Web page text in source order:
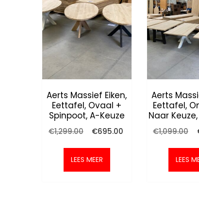
Aerts Massief Eiken,
Eettafel, Ovaal +
Spinpoot, A-Keuze
€1,299.00
Oorspronkelijke
was:
€1,299.00.
€695.00
Huidige
LEES MEER
Aerts
Eettafel,
Naar
€1,099.00
LEES